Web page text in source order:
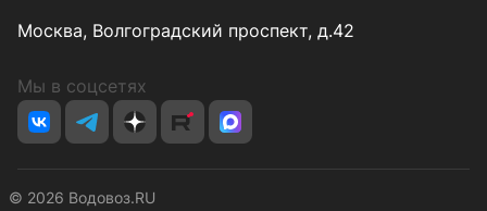
Москва, Волгоградский проспект, д.42
Мы в соцсетях
© 2026 Водовоз.RU